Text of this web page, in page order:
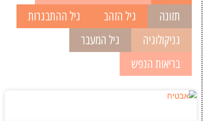
תזונה
גיל הזהב
גיל ההתבגרות
גניקולוגיה
גיל המעבר
בריאות הנפש